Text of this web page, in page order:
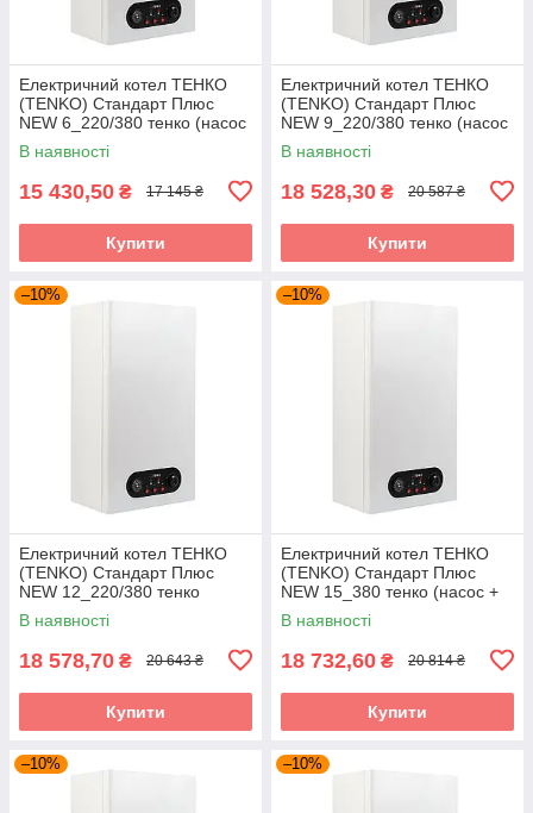
Електричний котел ТЕНКО
(TENKO) Стандарт Плюс
NEW 6_220/380 тенко (насос
+ розшир. бак + група
безпеки)
В наявності
15 430,50 ₴ 17 145 ₴
Купити
Електричний котел ТЕНКО
(TENKO) Стандарт Плюс
NEW 9_220/380 тенко (насос
+ розшир. бак + група
безпеки)
В наявності
18 528,30 ₴ 20 587 ₴
Купити
–10%
Електричний котел ТЕНКО
(TENKO) Стандарт Плюс
NEW 12_220/380 тенко
(насос + розшир. бак + група
безпеки)
В наявності
18 578,70 ₴ 20 643 ₴
Купити
–10%
Електричний котел ТЕНКО
(TENKO) Стандарт Плюс
NEW 15_380 тенко (насос +
розшир. бак + група безпеки)
В наявності
18 732,60 ₴ 20 814 ₴
Купити
–10% –10%